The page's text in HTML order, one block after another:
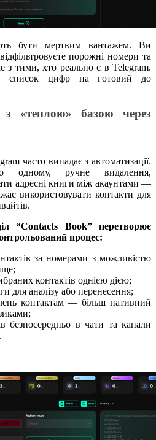
бути мертвим вантажем. Ви
порожні номери та
з тими, хто реально є в Telegram.
список цифр на готовий до
«теплою» базою через
часто випадає з автоматизації.
одному, ручне видалення,
адресні книги між акаунтами —
використовувати контакти для
“Contacts Book” перетворює
процес:
за номерами з можливістю
контактів однією дією;
для аналізу або перенесення;
контактам — більш нативний
безпосередньо в чати та канали